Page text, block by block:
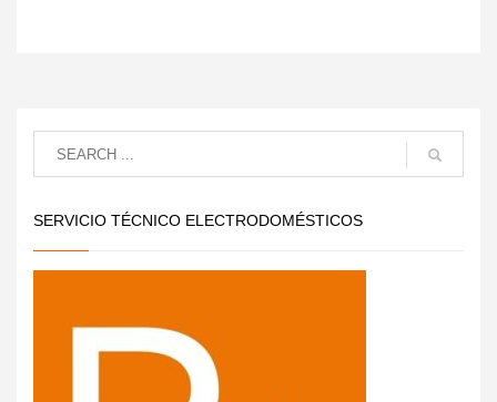
SERVICIO TÉCNICO ELECTRODOMÉSTICOS